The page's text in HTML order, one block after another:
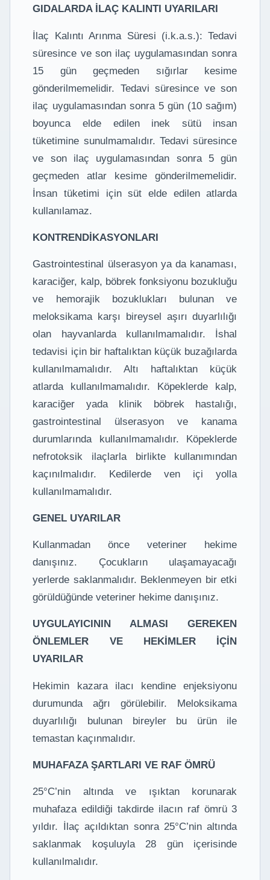
GIDALARDA İLAÇ KALINTI UYARILARI
İlaç Kalıntı Arınma Süresi (i.k.a.s.): Tedavi
süresince ve son ilaç uygulamasından sonra
15 gün geçmeden sığırlar kesime
gönderilmemelidir. Tedavi süresince ve son
ilaç uygulamasından sonra 5 gün (10 sağım)
boyunca elde edilen inek sütü insan
tüketimine sunulmamalıdır. Tedavi süresince
ve son ilaç uygulamasından sonra 5 gün
geçmeden atlar kesime gönderilmemelidir.
İnsan tüketimi için süt elde edilen atlarda
kullanılamaz.
KONTRENDİKASYONLARI
Gastrointestinal ülserasyon ya da kanaması,
karaciğer, kalp, böbrek fonksiyonu bozukluğu
ve hemorajik bozuklukları bulunan ve
meloksikama karşı bireysel aşırı duyarlılığı
olan hayvanlarda kullanılmamalıdır. İshal
tedavisi için bir haftalıktan küçük buzağılarda
kullanılmamalıdır. Altı haftalıktan küçük
atlarda kullanılmamalıdır. Köpeklerde kalp,
karaciğer yada klinik böbrek hastalığı,
gastrointestinal ülserasyon ve kanama
durumlarında kullanılmamalıdır. Köpeklerde
nefrotoksik ilaçlarla birlikte kullanımından
kaçınılmalıdır. Kedilerde ven içi yolla
kullanılmamalıdır.
GENEL UYARILAR
Kullanmadan önce veteriner hekime
danışınız. Çocukların ulaşamayacağı
yerlerde saklanmalıdır. Beklenmeyen bir etki
görüldüğünde veteriner hekime danışınız.
UYGULAYICININ ALMASI GEREKEN
ÖNLEMLER VE HEKİMLER İÇİN
UYARILAR
Hekimin kazara ilacı kendine enjeksiyonu
durumunda ağrı görülebilir. Meloksikama
duyarlılığı bulunan bireyler bu ürün ile
temastan kaçınmalıdır.
MUHAFAZA ŞARTLARI VE RAF ÖMRÜ
25°C’nin altında ve ışıktan korunarak
muhafaza edildiği takdirde ilacın raf ömrü 3
yıldır. İlaç açıldıktan sonra 25°C’nin altında
saklanmak koşuluyla 28 gün içerisinde
kullanılmalıdır.